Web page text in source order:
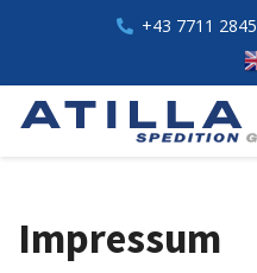
+43 7711 2845
Impressum